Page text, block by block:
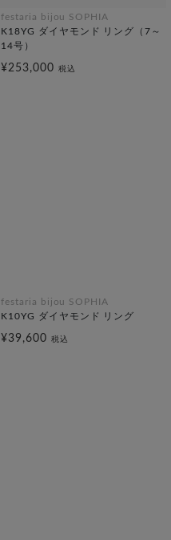
festaria bijou SOPHIA
K18YG ダイヤモンド リング（7～
14号）
¥253,000 税込
festaria bijou SOPHIA
K10YG ダイヤモンド リング
¥39,600 税込